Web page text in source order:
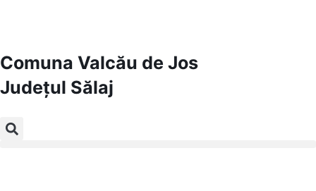
Comuna Valcău de Jos
Județul Sălaj